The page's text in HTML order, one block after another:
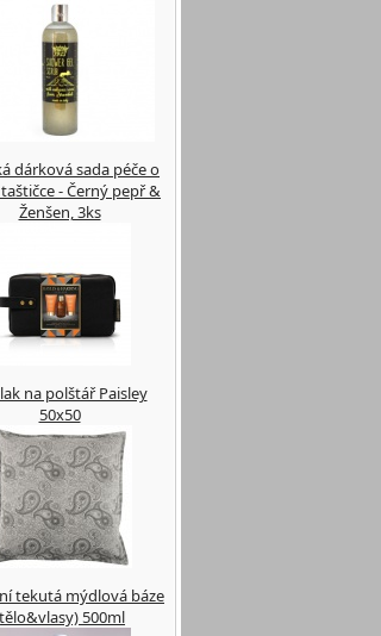
dárková sada péče o
- Černý pepř &
Ženšen, 3ks
na polštář Paisley
50x50
tekutá mýdlová báze
500ml